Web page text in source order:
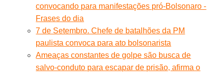
convocando para manifestações pró-Bolsonaro -
Frases do dia
7 de Setembro. Chefe de batalhões da PM
paulista convoca para ato bolsonarista
Ameaças constantes de golpe são busca de
salvo-conduto para escapar de prisão, afirma o